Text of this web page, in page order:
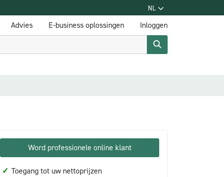
NL
Advies E-business oplossingen Inloggen
Word professionele online klant
✓ Toegang tot uw nettoprijzen